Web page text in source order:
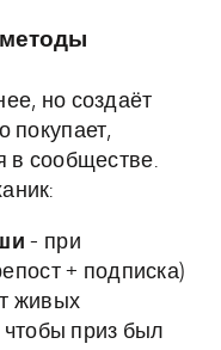
но создаёт
покупает,
в сообществе.
- при
+ подписка)
живых
приз был